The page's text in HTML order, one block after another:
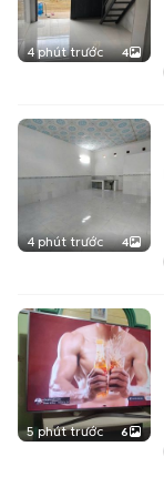
4 phút trước 4
4 phút trước 4
5 phút trước 6